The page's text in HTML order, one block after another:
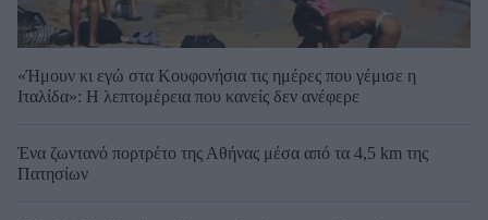
«Ήμουν κι εγώ στα Κουφονήσια τις ημέρες που γέμισε η
Ιταλίδα»: Η λεπτομέρεια που κανείς δεν ανέφερε
Ένα ζωντανό πορτρέτο της Αθήνας μέσα από τα 4,5 km της
Πατησίων